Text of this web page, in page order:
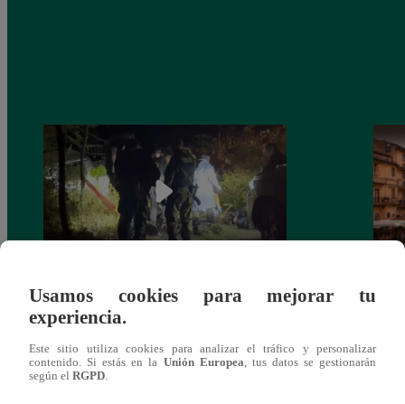
Tragedia en el Vraem: Sobreviviente a
intervención dio negativo en examen de
Usamos cookies para mejorar tu
experiencia.
Este sitio utiliza cookies para analizar el tráfico y personalizar
contenido. Si estás en la Unión Europea, tus datos se gestionarán
según el RGPD.